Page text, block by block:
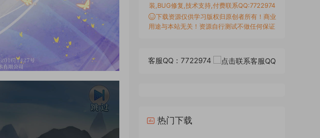
装,BUG修复,技术支持,付费联系QQ:7722974
下载资源仅供学习版权归原创者所有！商业
用途与本站无关！资源自行测试不做任何保证
客服QQ：7722974
热门下载